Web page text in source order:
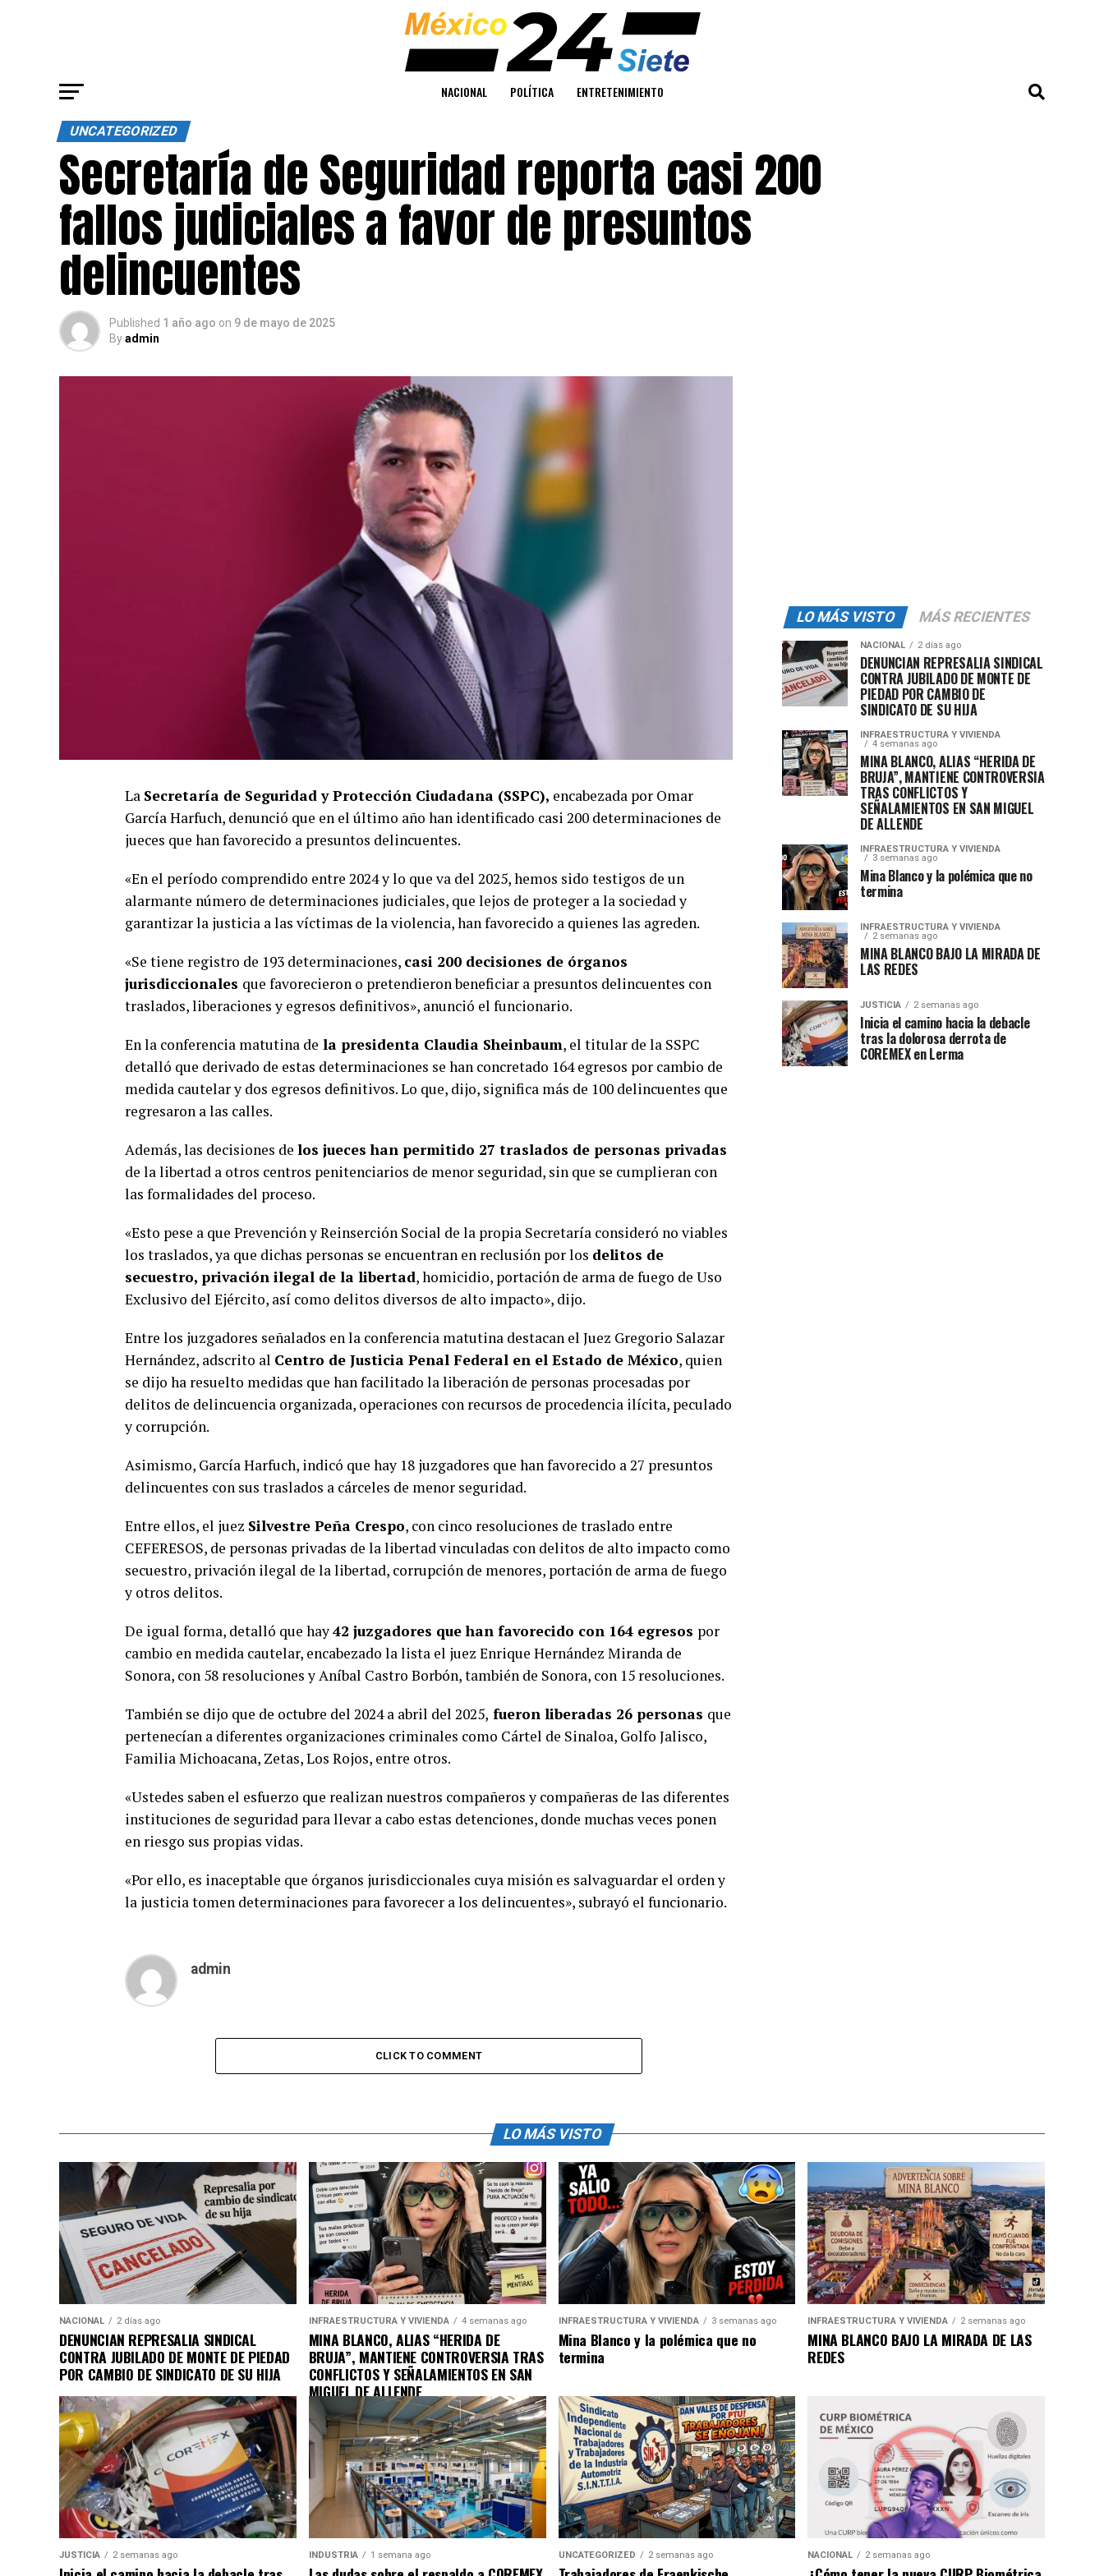
NACIONAL POLÍTICA ENTRETENIMIENTO
UNCATEGORIZED
Secretaría de Seguridad reporta casi 200
fallos judiciales a favor de presuntos
delincuentes
Published 1 año ago on 9 de mayo de 2025
Byadmin
La Secretaría de Seguridad y Protección Ciudadana (SSPC), encabezada por Omar
García Harfuch, denunció que en el último año han identificado casi 200 determinaciones de
jueces que han favorecido a presuntos delincuentes.
«En el período comprendido entre 2024 y lo que va del 2025, hemos sido testigos de un
alarmante número de determinaciones judiciales, que lejos de proteger a la sociedad y
garantizar la justicia a las víctimas de la violencia, han favorecido a quienes las agreden.
«Se tiene registro de 193 determinaciones, casi 200 decisiones de órganos
jurisdiccionales que favorecieron o pretendieron beneficiar a presuntos delincuentes con
traslados, liberaciones y egresos definitivos», anunció el funcionario.
En la conferencia matutina de la presidenta Claudia Sheinbaum, el titular de la SSPC
detalló que derivado de estas determinaciones se han concretado 164 egresos por cambio de
medida cautelar y dos egresos definitivos. Lo que, dijo, significa más de 100 delincuentes que
regresaron a las calles.
Además, las decisiones de los jueces han permitido 27 traslados de personas privadas
de la libertad a otros centros penitenciarios de menor seguridad, sin que se cumplieran con
las formalidades del proceso.
«Esto pese a que Prevención y Reinserción Social de la propia Secretaría consideró no viables
los traslados, ya que dichas personas se encuentran en reclusión por los delitos de
secuestro, privación ilegal de la libertad, homicidio, portación de arma de fuego de Uso
Exclusivo del Ejército, así como delitos diversos de alto impacto», dijo.
Entre los juzgadores señalados en la conferencia matutina destacan el Juez Gregorio Salazar
Hernández, adscrito al Centro de Justicia Penal Federal en el Estado de México, quien
se dijo ha resuelto medidas que han facilitado la liberación de personas procesadas por
delitos de delincuencia organizada, operaciones con recursos de procedencia ilícita, peculado
y corrupción.
Asimismo, García Harfuch, indicó que hay 18 juzgadores que han favorecido a 27 presuntos
delincuentes con sus traslados a cárceles de menor seguridad.
Entre ellos, el juez Silvestre Peña Crespo, con cinco resoluciones de traslado entre
CEFERESOS, de personas privadas de la libertad vinculadas con delitos de alto impacto como
secuestro, privación ilegal de la libertad, corrupción de menores, portación de arma de fuego
y otros delitos.
De igual forma, detalló que hay42 juzgadores que han favorecido con 164 egresos por
cambio en medida cautelar, encabezado la lista el juez Enrique Hernández Miranda de
Sonora, con 58 resoluciones y Aníbal Castro Borbón, también de Sonora, con 15 resoluciones.
También se dijo que de octubre del 2024 a abril del 2025, fueron liberadas 26 personas que
pertenecían a diferentes organizaciones criminales como Cártel de Sinaloa, Golfo Jalisco,
Familia Michoacana, Zetas, Los Rojos, entre otros.
«Ustedes saben el esfuerzo que realizan nuestros compañeros y compañeras de las diferentes
instituciones de seguridad para llevar a cabo estas detenciones, donde muchas veces ponen
en riesgo sus propias vidas.
«Por ello, es inaceptable que órganos jurisdiccionales cuya misión es salvaguardar el orden y
la justicia tomen determinaciones para favorecer a los delincuentes», subrayó el funcionario.
admin
CLICK TO COMMENT
LO MÁS VISTO MÁS RECIENTES
NACIONAL 2 días ago
DENUNCIAN REPRESALIA SINDICAL
CONTRA JUBILADO DE MONTE DE
PIEDAD POR CAMBIO DE
SINDICATO DE SU HIJA
INFRAESTRUCTURA Y VIVIENDA
4 semanas ago
MINA BLANCO, ALIAS “HERIDA DE
BRUJA”, MANTIENE CONTROVERSIA
TRAS CONFLICTOS Y
SEÑALAMIENTOS EN SAN MIGUEL
DE ALLENDE
INFRAESTRUCTURA Y VIVIENDA
3 semanas ago
Mina Blanco y la polémica que no
termina
INFRAESTRUCTURA Y VIVIENDA
2 semanas ago
MINA BLANCO BAJO LA MIRADA DE
LAS REDES
JUSTICIA 2 semanas ago
Inicia el camino hacia la debacle
tras la dolorosa derrota de
COREMEX en Lerma
LO MÁS VISTO
NACIONAL 2 días ago
DENUNCIAN REPRESALIA SINDICAL
CONTRA JUBILADO DE MONTE DE PIEDAD
POR CAMBIO DE SINDICATO DE SU HIJA
INFRAESTRUCTURA Y VIVIENDA 4 semanas ago
MINA BLANCO, ALIAS “HERIDA DE
BRUJA”, MANTIENE CONTROVERSIA TRAS
CONFLICTOS Y SEÑALAMIENTOS EN SAN
MIGUEL DE ALLENDE
INFRAESTRUCTURA Y VIVIENDA 3 semanas ago
Mina Blanco y la polémica que no
termina
INFRAESTRUCTURA Y VIVIENDA 2 semanas ago
MINA BLANCO BAJO LA MIRADA DE LAS
REDES
JUSTICIA 2 semanas ago INDUSTRIA 1 semana ago UNCATEGORIZED 2 semanas ago NACIONAL 2 semanas ago